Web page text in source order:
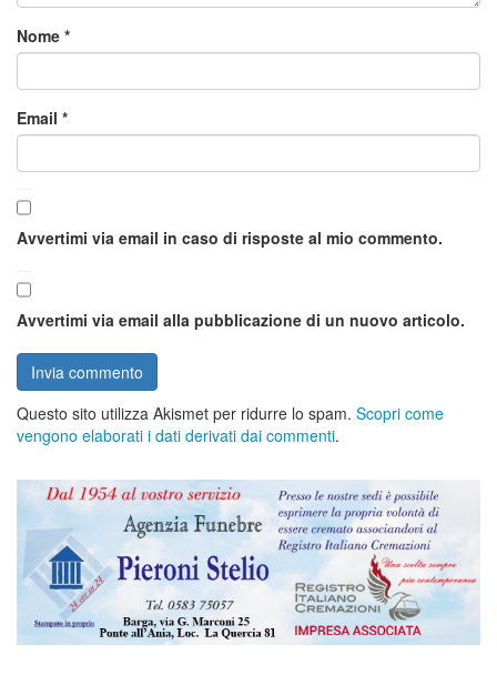
Nome *
Email *
Avvertimi via email in caso di risposte al mio commento.
Avvertimi via email alla pubblicazione di un nuovo articolo.
Questo sito utilizza Akismet per ridurre lo spam. Scopri come
vengono elaborati i dati derivati dai commenti.